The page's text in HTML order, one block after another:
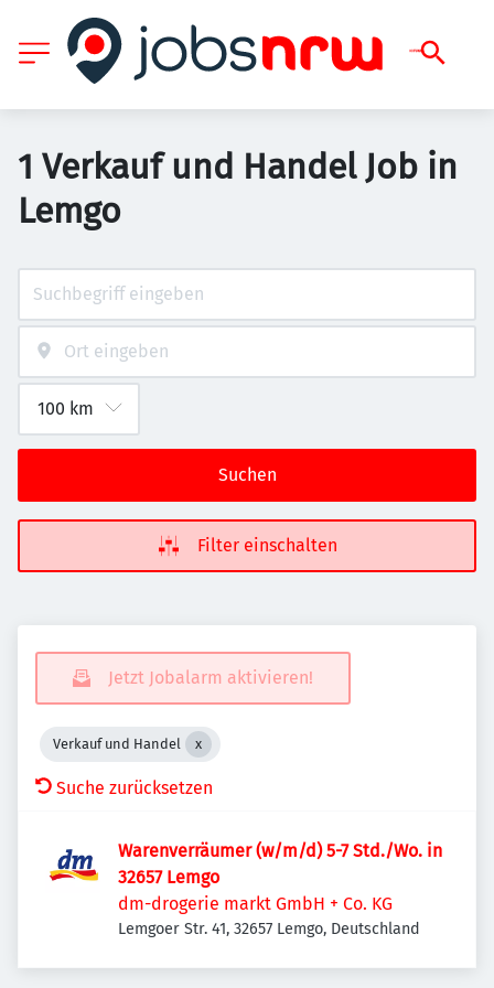
1 Verkauf und Handel Job in
Lemgo
Suchen
Filter einschalten
Jetzt Jobalarm aktivieren!
Verkauf und Handel
Suche zurücksetzen
Warenverräumer (w/m/d) 5-7 Std./Wo. in
32657 Lemgo
dm-drogerie markt GmbH + Co. KG
Lemgoer Str. 41, 32657 Lemgo, Deutschland